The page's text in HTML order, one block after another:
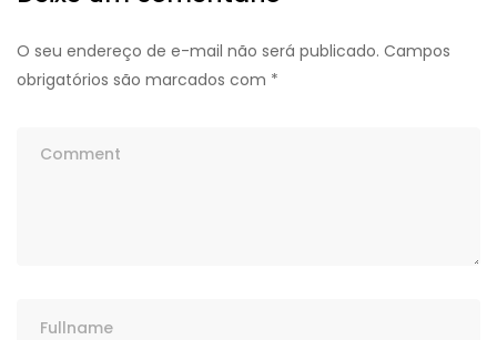
O seu endereço de e-mail não será publicado. Campos
obrigatórios são marcados com *